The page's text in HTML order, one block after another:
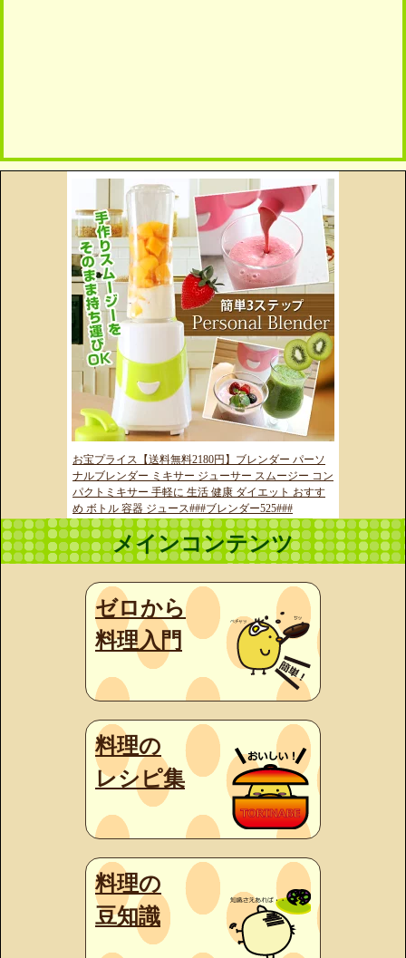
お宝プライス【送料無料2180円】ブレンダー パーソ
ナルブレンダー ミキサー ジューサー スムージー コン
パクトミキサー 手軽に 生活 健康 ダイエット おすす
め ボトル 容器 ジュース###ブレンダー525###
メインコンテンツ
ゼロから
料理入門
料理の
レシピ集
料理の
豆知識